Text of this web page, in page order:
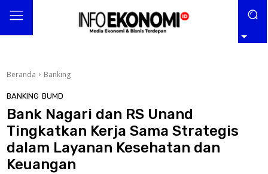
Beranda Banking
BANKING BUMD
Bank Nagari dan RS Unand
Tingkatkan Kerja Sama Strategis
dalam Layanan Kesehatan dan
Keuangan